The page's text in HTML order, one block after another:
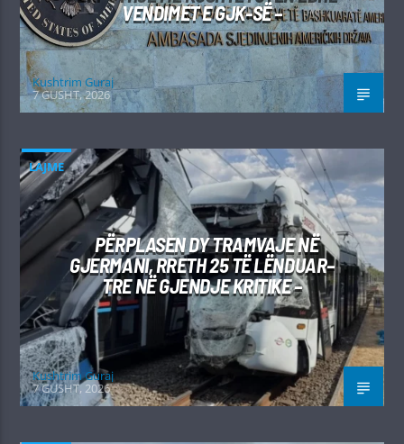
VENDIMET E GJK-SË –
Kushtrim Guraj
7 GUSHT, 2026
LAJME
PËRPLASEN DY TRAMVAJE NË
GJERMANI, RRETH 25 TË LËNDUAR–
TRE NË GJENDJE KRITIKE –
Kushtrim Guraj
7 GUSHT, 2026